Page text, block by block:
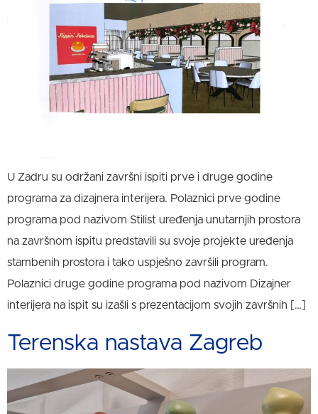
U Zadru su održani završni ispiti prve i druge godine
programa za dizajnera interijera. Polaznici prve godine
programa pod nazivom Stilist uređenja unutarnjih prostora
na završnom ispitu predstavili su svoje projekte uređenja
stambenih prostora i tako uspješno završili program.
Polaznici druge godine programa pod nazivom Dizajner
interijera na ispit su izašli s prezentacijom svojih završnih […]
Terenska nastava Zagreb